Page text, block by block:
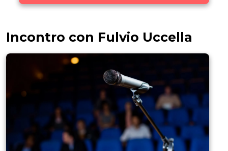
Incontro con Fulvio Uccella